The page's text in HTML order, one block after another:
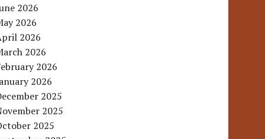
2026
2026
2026
2026
2026
2026
2025
2025
2025